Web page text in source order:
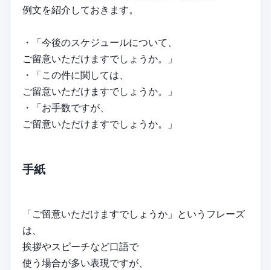
例文を紹介しておきます。
・「今後のスケジュールについて、
ご留意いただけますでしょうか。」
・「この件に関しては、
ご留意いただけますでしょうか。」
・「お手数ですが、
ご留意いただけますでしょうか。」
手紙
「ご留意いただけますでしょうか」というフレーズ
は、
挨拶やスピーチなど口語で
使う場合が多い表現ですが、